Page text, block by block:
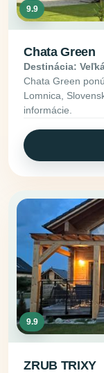
9.9
Chata Green
Destinácia:
Chata Green
Lomnica,
informácie.
9.9
ZRUB TRIXY